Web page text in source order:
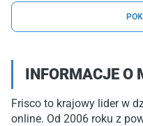
INFORMACJE O
Frisco to krajowy lider w
online. Od 2006 roku z